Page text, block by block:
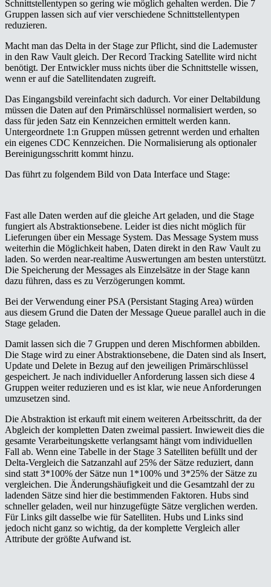
Schnittstellentypen so gering wie möglich gehalten werden. Die 7
Gruppen lassen sich auf vier verschiedene Schnittstellentypen
reduzieren.
Macht man das Delta in der Stage zur Pflicht, sind die Lademuster
in den Raw Vault gleich. Der Record Tracking Satellite wird nicht
benötigt. Der Entwickler muss nichts über die Schnittstelle wissen,
wenn er auf die Satellitendaten zugreift.
Das Eingangsbild vereinfacht sich dadurch. Vor einer Deltabildung
müssen die Daten auf den Primärschlüssel normalisiert werden, so
dass für jeden Satz ein Kennzeichen ermittelt werden kann.
Untergeordnete 1:n Gruppen müssen getrennt werden und erhalten
ein eigenes CDC Kennzeichen. Die Normalisierung als optionaler
Bereinigungsschritt kommt hinzu.
Das führt zu folgendem Bild von Data Interface und Stage:
Fast alle Daten werden auf die gleiche Art geladen, und die Stage
fungiert als Abstraktionsebene. Leider ist dies nicht möglich für
Lieferungen über ein Message System. Das Message System muss
weiterhin die Möglichkeit haben, Daten direkt in den Raw Vault zu
laden. So werden near-realtime Auswertungen am besten unterstützt.
Die Speicherung der Messages als Einzelsätze in der Stage kann
dazu führen, dass es zu Verzögerungen kommt.
Bei der Verwendung einer PSA (Persistant Staging Area) würden
aus diesem Grund die Daten der Message Queue parallel auch in die
Stage geladen.
Damit lassen sich die 7 Gruppen und deren Mischformen abbilden.
Die Stage wird zu einer Abstraktionsebene, die Daten sind als Insert,
Update und Delete in Bezug auf den jeweiligen Primärschlüssel
gespeichert. Je nach individueller Anforderung lassen sich diese 4
Gruppen weiter reduzieren und es ist klar, wie neue Anforderungen
umzusetzen sind.
Die Abstraktion ist erkauft mit einem weiteren Arbeitsschritt, da der
Abgleich der kompletten Daten zweimal passiert. Inwieweit dies die
gesamte Verarbeitungskette verlangsamt hängt vom individuellen
Fall ab. Wenn eine Tabelle in der Stage 3 Satelliten befüllt und der
Delta-Vergleich die Satzanzahl auf 25% der Sätze reduziert, dann
sind statt 3*100% der Sätze nun 1*100% und 3*25% der Sätze zu
vergleichen. Die Änderungshäufigkeit und die Gesamtzahl der zu
ladenden Sätze sind hier die bestimmenden Faktoren. Hubs sind
schneller geladen, weil nur hinzugefügte Sätze verglichen werden.
Für Links gilt dasselbe wie für Satelliten. Hubs und Links sind
jedoch nicht ganz so wichtig, da der komplette Vergleich aller
Attribute der größte Aufwand ist.